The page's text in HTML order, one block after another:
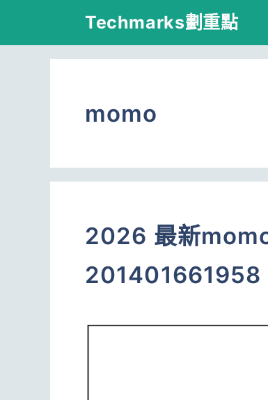
Techmarks劃重點
momo
2026 最新
201401661958